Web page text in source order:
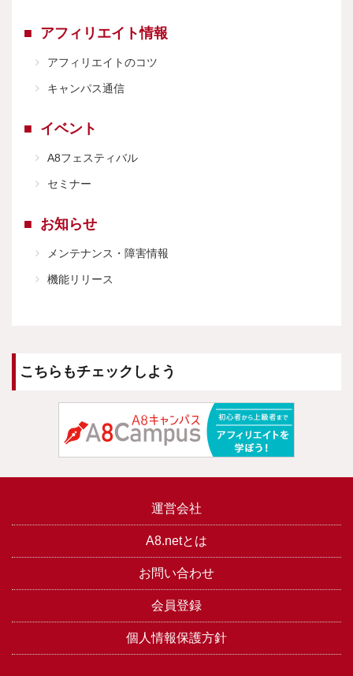
アフィリエイト情報
アフィリエイトのコツ
キャンパス通信
イベント
A8フェスティバル
セミナー
お知らせ
メンテナンス・障害情報
機能リリース
こちらもチェックしよう
運営会社
A8.netとは
お問い合わせ
会員登録
個人情報保護方針